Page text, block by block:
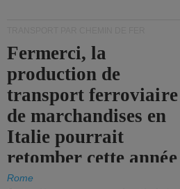
Fermerci, la
production de
transport ferroviaire
de marchandises en
Italie pourrait
retomber cette année
aux niveaux de 2015.
Rome